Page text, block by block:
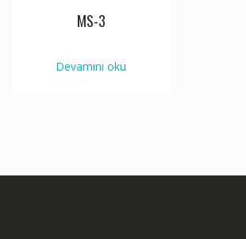
MS-3
Devamını oku